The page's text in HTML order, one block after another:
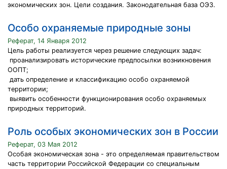
экономических зон. Цели создания. Законодательная база ОЭЗ.
Особо охраняемые природные зоны
Реферат, 14 Января 2012
Цель работы реализуется через решение следующих задач:
­ проанализировать исторические предпосылки возникновения
ООПТ;
­ дать определение и классификацию особо охраняемой
территории;
­ выявить особенности функционирования особо охраняемых
природных территорий.
Роль особых экономических зон в России
Реферат, 03 Мая 2012
Особая экономическая зона - это определяемая правительством
часть территории Российской Федерации со специальным